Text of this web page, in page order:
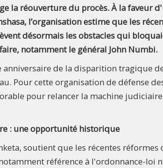
la réouverture du procès. À la faveur
l’organisation estime que les
désormais les obstacles qui
notamment le général John Numbi.
de la disparition tragique
Pour cette organisation de défense
pour relancer la machine
: une opportunité historique
soutient que les récentes
référence à l'ordonnance-loi